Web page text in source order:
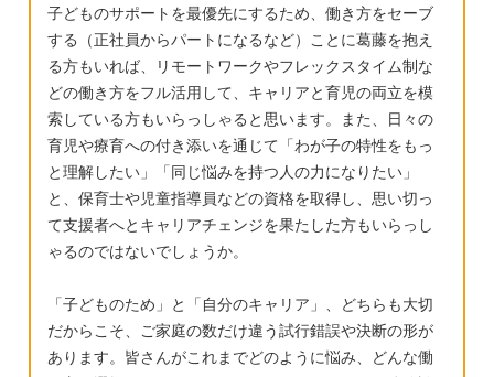
達の行動に興味を示しています。先日保育園
の体験保育にも行ったのですが、自らお友達
が輪を作って遊んでいる中に入っていったそ
うで、また、1年以上私が毎日教えてもできな
かった、名前を呼ばれて「はーい」と手を挙
げ返事をする、というのを習得してきまし
た。 民間の児発の見学もしていますが、真似
が上手と教えてもらいました。実際、最近料
理に興味があるらしく、私が料理をしている
したり、ぬいぐるみにご飯を食べさせてあげ
たりしています。 こういった姿が見られる中
子どものサポートを最優先にするため、働き方をセーブ
する（正社員からパートになるなど）ことに葛藤を抱え
る方もいれば、リモートワークやフレックスタイム制な
どの働き方をフル活用して、キャリアと育児の両立を模
索している方もいらっしゃると思います。また、日々の
育児や療育への付き添いを通じて「わが子の特性をもっ
と理解したい」「同じ悩みを持つ人の力になりたい」
と、保育士や児童指導員などの資格を取得し、思い切っ
て支援者へとキャリアチェンジを果たした方もいらっし
ゃるのではないでしょうか。
「子どものため」と「自分のキャリア」、どちらも大切
だからこそ、ご家庭の数だけ違う試行錯誤や決断の形が
あります。皆さんがこれまでどのように悩み、どんな働